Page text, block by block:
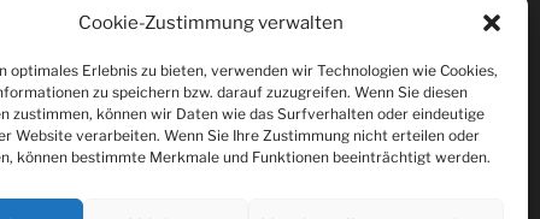
Cookie-Zustimmung verwalten
optimales Erlebnis zu bieten, verwenden wir Technologien wie Cookies,
zu speichern bzw. darauf zuzugreifen. Wenn Sie diesen
zustimmen, können wir Daten wie das Surfverhalten oder eindeutige
Website verarbeiten. Wenn Sie Ihre Zustimmung nicht erteilen oder
können bestimmte Merkmale und Funktionen beeinträchtigt werden.